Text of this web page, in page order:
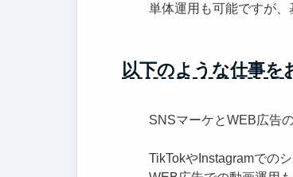
単体運用も可能ですが、
以下のような仕事を
SNSマーケとWEB広告
TikTokやInstagramでの